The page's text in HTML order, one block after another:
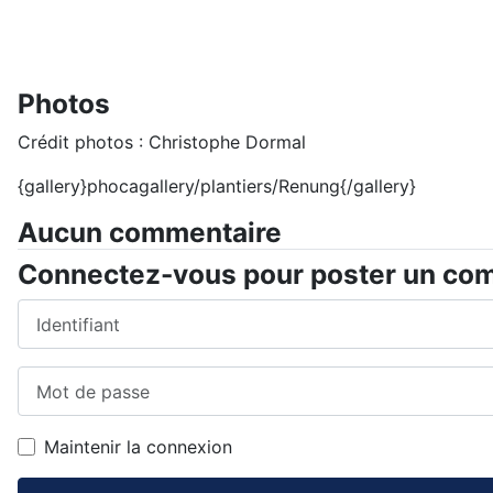
Photos
Crédit photos : Christophe Dormal
{gallery}phocagallery/plantiers/Renung{/gallery}
Aucun commentaire
Connectez-vous pour poster un
Maintenir la connexion